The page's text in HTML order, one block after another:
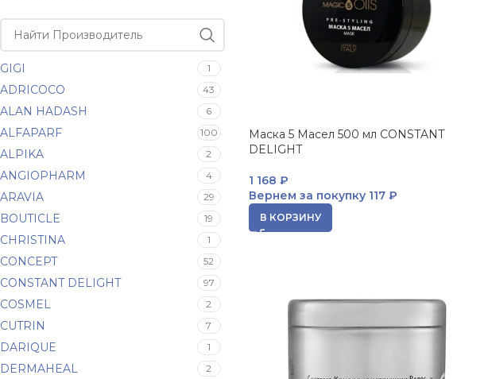
GIGI 1
ADRICOCO 43
ALAN HADASH 6
ALFAPARF 100
ALPIKA 2
ANGIOPHARM 4
ARAVIA 29
BOUTICLE 19
CHRISTINA 1
CONCEPT 52
CONSTANT DELIGHT 97
COSMEL 2
CUTRIN 7
DARIQUE 1
DERMAHEAL 2
Маска 5 Масел 500 мл CONSTANT
DELIGHT
1 168 ₽
Вернем за покупку117 ₽
В КОРЗИНУ